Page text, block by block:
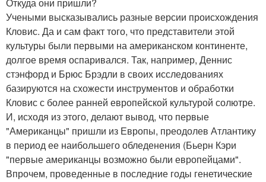
Откуда они пришли?
Учеными высказывались разные версии происхождения
Кловис. Да и сам факт того, что представители этой
культуры были первыми на американском континенте,
долгое время оспаривался. Так, например, Деннис
стэнфорд и Брюс Брэдли в своих исследованиях
базируются на схожести инструментов и обработки
Кловис с более ранней европейской культурой солютре.
И, исходя из этого, делают вывод, что первые
"Американцы" пришли из Европы, преодолев Атлантику
в период ее наибольшего обледенения (Бьерн Кэри
"первые американцы возможно были европейцами".
Впрочем, проведенные в последние годы генетические